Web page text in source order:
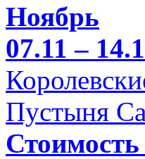
Ноябрь
07.11 –
Пустыня
Стоимость